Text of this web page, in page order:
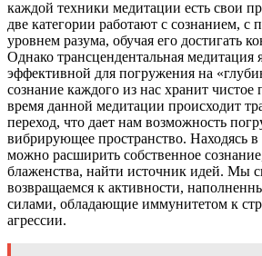
каждой техники медитации есть свои
две категории работают с сознанием, с
уровнем разума, обучая его достигать
Однако трансцендентальная медитация
эффективной для погружения на
сознание каждого из нас хранит чистое
время данной медитации происходит
переход, что дает нам возможность
вибрирующее пространство. Находясь в
можно расширить собственное
блаженства, найти источник идей. Мы
возвращаемся к активности,
силами, обладающие иммунитетом к
агрессии.